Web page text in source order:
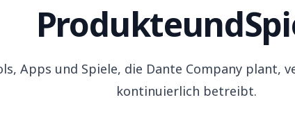
Produkteund
Apps und Spiele, die Dante Company plant,
kontinuierlich betreibt.